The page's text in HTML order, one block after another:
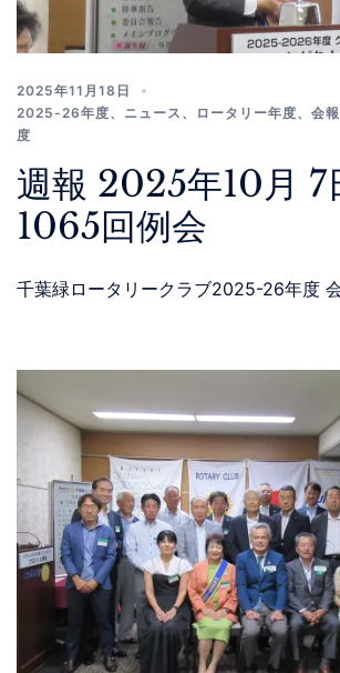
2025年11月18日
2025-26年度、 ニュース 、 ロータリー年度、 会報
度
週報 2025年10月 7
1065回例会
千葉緑ロータリークラブ2025-26年度